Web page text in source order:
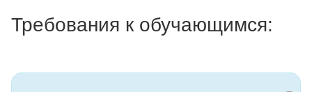
Требования к обучающимся: